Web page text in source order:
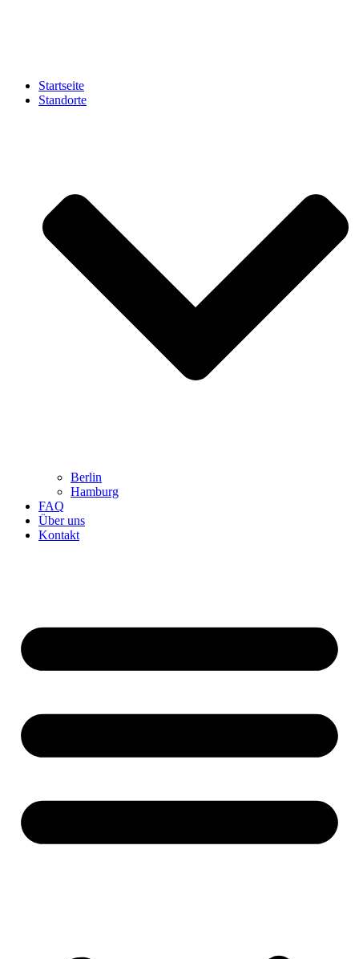
Startseite
Standorte
Berlin
Hamburg
FAQ
Über uns
Kontakt